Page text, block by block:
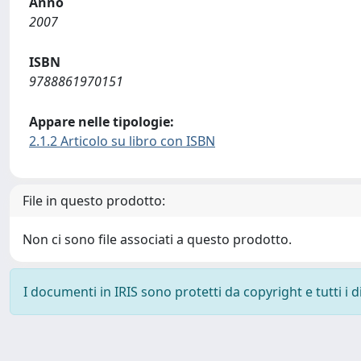
2007
ISBN
9788861970151
Appare nelle tipologie:
2.1.2 Articolo su libro con ISBN
File in questo prodotto:
Non ci sono file associati a questo prodotto.
I documenti in IRIS sono protetti da copyright e tutti i